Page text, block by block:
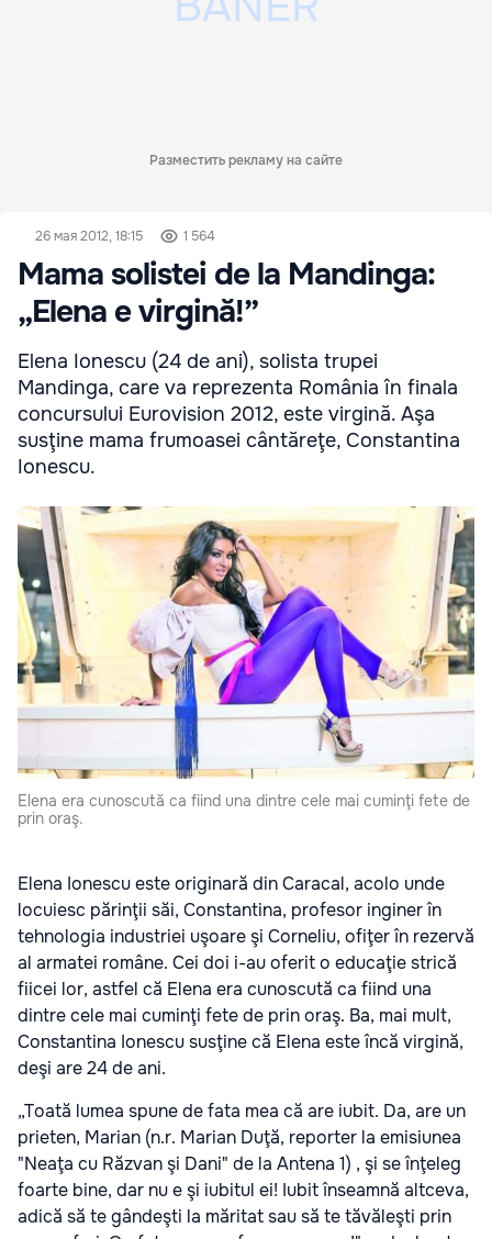
Разместить рекламу на сайте
26 мая 2012, 18:15 1 564
Mama solistei de la Mandinga:
„Elena e virgină!”
Elena Ionescu (24 de ani), solista trupei
Mandinga, care va reprezenta România în finala
concursului Eurovision 2012, este virgină. Aşa
susţine mama frumoasei cântăreţe, Constantina
Ionescu.
Elena era cunoscută ca fiind una dintre cele mai cuminţi fete de
prin oraş.
Elena Ionescu este originară din Caracal, acolo unde
locuiesc părinţii săi, Constantina, profesor inginer în
tehnologia industriei uşoare şi Corneliu, ofiţer în rezervă
al armatei române. Cei doi i-au oferit o educaţie strică
fiicei lor, astfel că Elena era cunoscută ca fiind una
dintre cele mai cuminţi fete de prin oraş. Ba, mai mult,
Constantina Ionescu susţine că Elena este încă virgină,
deşi are 24 de ani.
„Toată lumea spune de fata mea că are iubit. Da, are un
prieten, Marian (n.r. Marian Duţă, reporter la emisiunea
"Neaţa cu Răzvan şi Dani" de la Antena 1) , şi se înţeleg
foarte bine, dar nu e şi iubitul ei! Iubit înseamnă altceva,
adică să te gândeşti la măritat sau să te tăvăleşti prin